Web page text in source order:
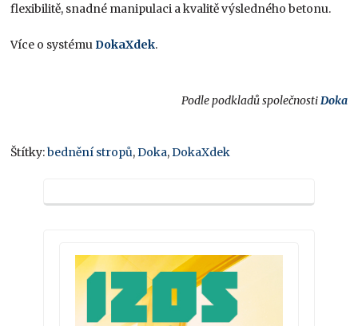
flexibilitě, snadné manipulaci a kvalitě výsledného betonu.
Více o systémuDokaXdek.
Podle podkladů společnostiDoka
Štítky:bednění stropů,Doka,DokaXdek